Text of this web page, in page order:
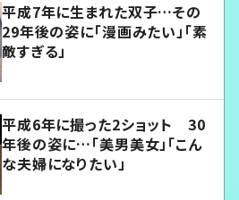
平成7年に生まれた双子…その
29年後の姿に「漫画みたい」「素
敵すぎる」
平成6年に撮った2ショット 30
年後の姿に…「美男美女」「こん
な夫婦になりたい」